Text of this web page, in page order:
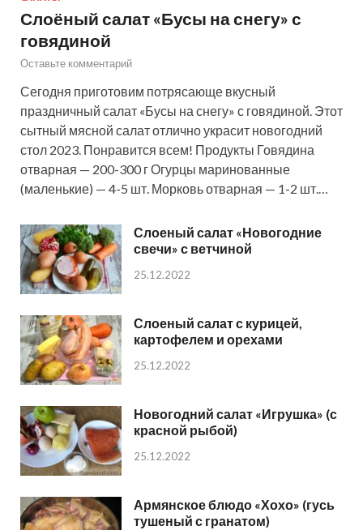
Слоёный салат «Бусы на снегу» с
говядиной
Оставьте комментарий
Сегодня приготовим потрясающе вкусный
праздничный салат «Бусы на снегу» с говядиной. Этот
сытный мясной салат отлично украсит новогодний
стол 2023. Понравится всем! Продукты Говядина
отварная — 200-300 г Огурцы маринованные
(маленькие) — 4-5 шт. Морковь отварная — 1-2 шт.…
Слоеный салат «Новогодние
свечи» с ветчиной
25.12.2022
Слоеный салат с курицей,
картофелем и орехами
25.12.2022
Новогодний салат «Игрушка» (с
красной рыбой)
25.12.2022
Армянское блюдо «Хохо» (гусь
тушеный с гранатом)